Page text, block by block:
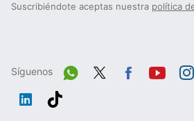
Suscribiéndote aceptas nuestra política
Síguenos
Wh